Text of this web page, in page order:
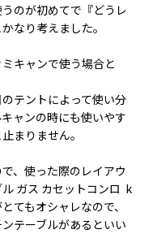
のが初めてで『どうレ
なり考えました。
キャンで使う場合と
テントによって使い分
ャンの時にも使いやす
まりません。
、使った際のレイアウ
ガス カセットコンロ k
てもオシャレなので、
テーブルがあるといい